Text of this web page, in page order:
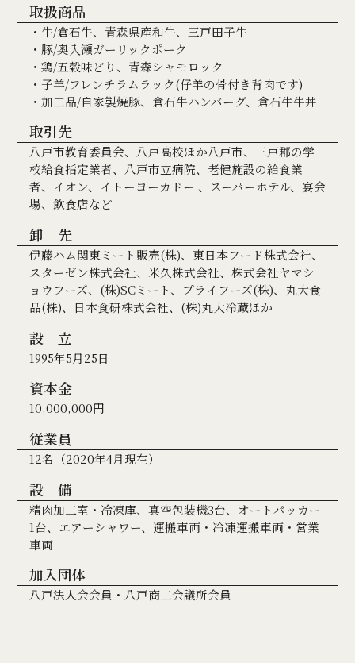
取扱商品
・牛/倉石牛、青森県産和牛、三戸田子牛
・豚/奥入瀬ガーリックポーク
・鶏/五穀味どり、青森シャモロック
・子羊/フレンチラムラック(仔羊の骨付き背肉です)
・加工品/自家製焼豚、倉石牛ハンバーグ、倉石牛牛丼
取引先
八戸市教育委員会、八戸高校ほか八戸市、三戸郡の学
校給食指定業者、八戸市立病院、老健施設の給食業
者、イオン、イトーヨーカドー 、スーパーホテル、宴会
場、飲食店など
卸 先
伊藤ハム関東ミート販売(株)、東日本フード株式会社、
スターゼン株式会社、米久株式会社、株式会社ヤマシ
ョウフーズ、(株)SCミート、プライフーズ(株)、丸大食
品(株)、日本食研株式会社、(株)丸大冷蔵ほか
設 立
1995年5月25日
資本金
10,000,000円
従業員
12名（2020年4月現在）
設 備
精肉加工室・冷凍庫、真空包装機3台、オートパッカー
1台、エアーシャワー、運搬車両・冷凍運搬車両・営業
車両
加入団体
八戸法人会会員・八戸商工会議所会員